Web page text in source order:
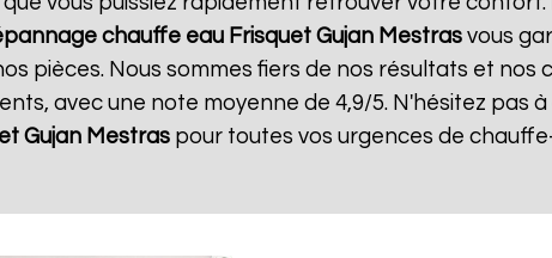
chauffe eau Frisquet Gujan Mestrasvous
pièces. Nous sommes fiers de nos résultats et nos
avec une note moyenne de 4,9/5. N'hésitez pas
Gujan Mestraspour toutes vos urgences de